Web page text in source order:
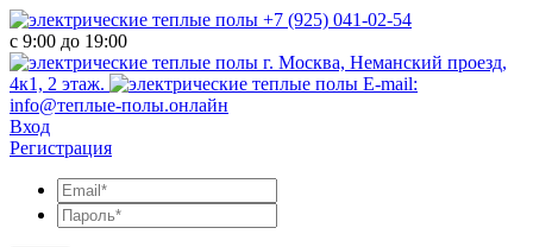
+7 (925) 041-02-54
с 9:00 до 19:00
г. Москва, Неманский проезд,
4к1, 2 этаж.
E-mail:
info@теплые-полы.онлайн
Вход
Регистрация